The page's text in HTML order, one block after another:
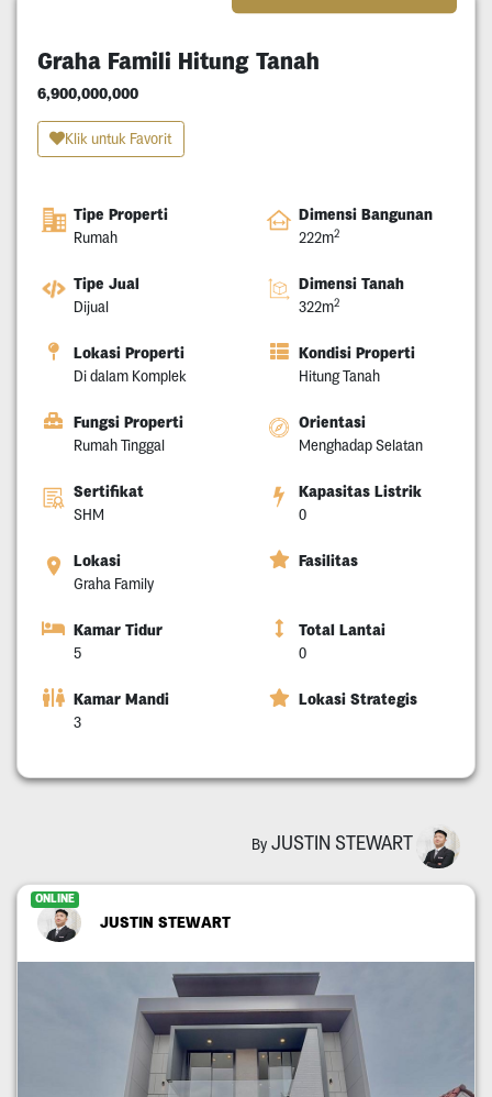
Graha Famili Hitung Tanah
6,900,000,000
Klik untuk Favorit
Tipe Properti
Rumah
Dimensi Bangunan
222m2
Tipe Jual
Dijual
Dimensi Tanah
322m2
Lokasi Properti
Di dalam Komplek
Kondisi Properti
Hitung Tanah
Fungsi Properti
Rumah Tinggal
Orientasi
Menghadap Selatan
Sertifikat
SHM
Kapasitas Listrik
0
Lokasi
Graha Family
Fasilitas
Kamar Tidur
5
Total Lantai
0
Kamar Mandi
3
Lokasi Strategis
By JUSTIN STEWART
ONLINE
JUSTIN STEWART